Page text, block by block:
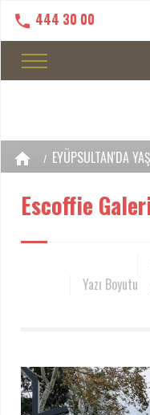
444 30 00
EYÜPSULTAN'DA
Escoffie
Yazı Boyutu